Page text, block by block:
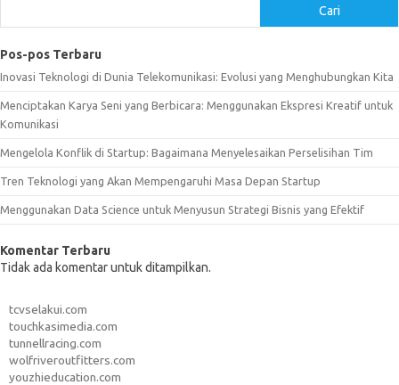
Cari
Pos-pos Terbaru
Inovasi Teknologi di Dunia Telekomunikasi: Evolusi yang Menghubungkan Kita
Menciptakan Karya Seni yang Berbicara: Menggunakan Ekspresi Kreatif untuk
Komunikasi
Mengelola Konflik di Startup: Bagaimana Menyelesaikan Perselisihan Tim
Tren Teknologi yang Akan Mempengaruhi Masa Depan Startup
Menggunakan Data Science untuk Menyusun Strategi Bisnis yang Efektif
Komentar Terbaru
Tidak ada komentar untuk ditampilkan.
tcvselakui.com
touchkasimedia.com
tunnellracing.com
wolfriveroutfitters.com
youzhieducation.com